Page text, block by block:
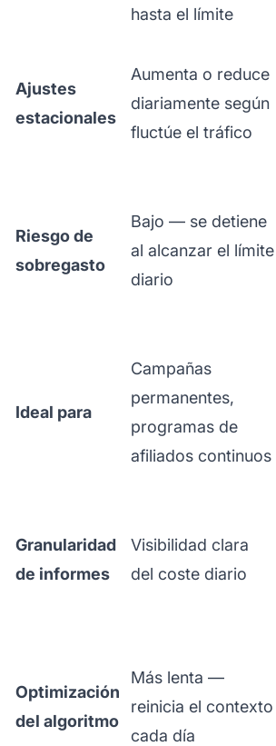
hasta el límite
Ajustes
estacionales
Aumenta o reduce
diariamente según
fluctúe el tráfico
Riesgo de
sobregasto
Bajo — se detiene
al alcanzar el límite
diario
Ideal para
Campañas
permanentes,
programas de
afiliados continuos
Granularidad
de informes
Visibilidad clara
del coste diario
Optimización
del algoritmo
Más lenta —
reinicia el contexto
cada día